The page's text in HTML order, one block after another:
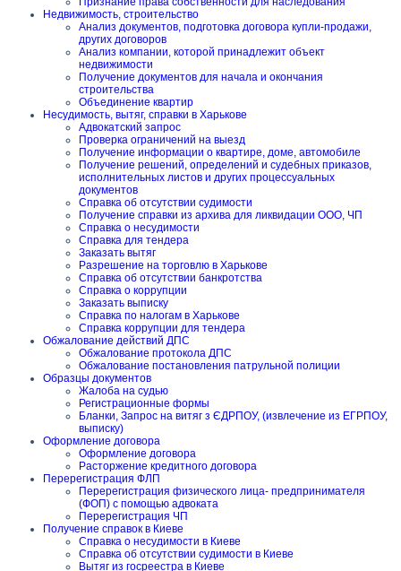
Недвижимость, строительство
Анализ документов, подготовка договора купли-продажи,
других договоров
Анализ компании, которой принадлежит объект
недвижимости
Получение документов для начала и окончания
строительства
Объединение квартир
Несудимость, вытяг, справки в Харькове
Адвокатский запрос
Проверка ограничений на выезд
Получение информации о квартире, доме, автомобиле
Получение решений, определений и судебных приказов,
исполнительных листов и других процессуальных
документов
Справка об отсутствии судимости
Получение справки из архива для ликвидации ООО, ЧП
Справка о несудимости
Справка для тендера
Заказать вытяг
Разрешение на торговлю в Харькове
Справка об отсутствии банкротства
Справка о коррупции
Заказать выписку
Справка по налогам в Харькове
Справка коррупции для тендера
Обжалование действий ДПС
Обжалование протокола ДПС
Обжалование постановления патрульной полиции
Образцы документов
Жалоба на судью
Регистрационные формы
Бланки, Запрос на витяг з ЄДРПОУ, (извлечение из ЕГРПОУ,
выписку)
Оформление договора
Оформление договора
Расторжение кредитного договора
Перерегистрация ФЛП
Перерегистрация физического лица- предпринимателя
(ФОП) с помощью адвоката
Перерегистрация ЧП
Получение справок в Киеве
Справка о несудимости в Киеве
Справка об отсутствии судимости в Киеве
Вытяг из госреестра в Киеве